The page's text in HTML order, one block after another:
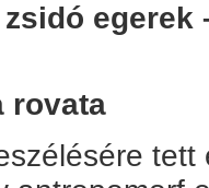
egerek
rovata